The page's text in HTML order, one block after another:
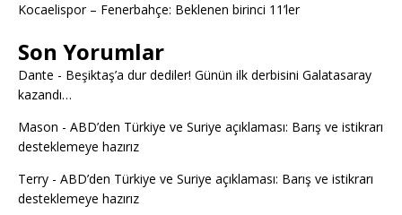
Kocaelispor – Fenerbahçe: Beklenen birinci 11’ler
Son Yorumlar
Dante - Beşiktaş’a dur dediler! Günün ilk derbisini Galatasaray
kazandı…
Mason - ABD’den Türkiye ve Suriye açıklaması: Barış ve istikrarı
desteklemeye hazırız
Terry - ABD’den Türkiye ve Suriye açıklaması: Barış ve istikrarı
desteklemeye hazırız